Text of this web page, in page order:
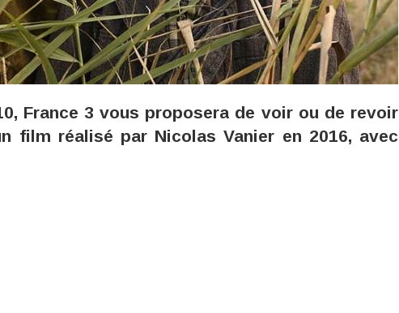
France 3 vous proposera de voir ou de revoir
film réalisé par Nicolas Vanier en 2016, avec